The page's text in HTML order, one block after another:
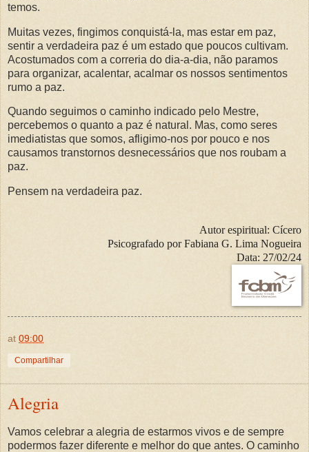
temos.
Muitas vezes, fingimos conquistá-la, mas estar em paz,
sentir a verdadeira paz é um estado que poucos cultivam.
Acostumados com a correria do dia-a-dia, não paramos
para organizar, acalentar, acalmar os nossos sentimentos
rumo a paz.
Quando seguimos o caminho indicado pelo Mestre,
percebemos o quanto a paz é natural. Mas, como seres
imediatistas que somos, afligimo-nos por pouco e nos
causamos transtornos desnecessários que nos roubam a
paz.
Pensem na verdadeira paz.
Autor espiritual: Cícero
Psicografado porFabiana G. Lima Nogueira
Data: 27/02/24
at 09:00
Compartilhar
Alegria
Vamos celebrar a alegria de estarmos vivos e de sempre
podermos fazer diferente e melhor do que antes. O caminho